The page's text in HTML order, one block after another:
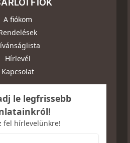
A fiókom
Hírlevél
Kapcsolat
le legfrissebb
fel hírlevelünkre!